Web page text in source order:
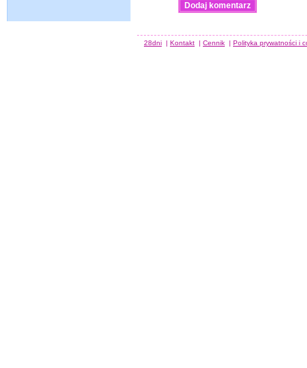
28dni | Kontakt | Cennik | Polityka prywatności i